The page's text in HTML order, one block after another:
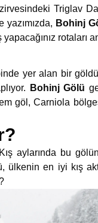
Triglav
Bohinj
rotaları
yer alan bir
Bohinj Gölü
göl, Carniola
aylarında bu
en iyi kış